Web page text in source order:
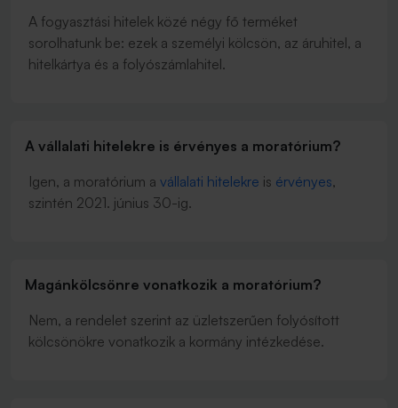
A fogyasztási hitelek közé négy fő terméket
sorolhatunk be: ezek a személyi kölcsön, az áruhitel, a
hitelkártya és a folyószámlahitel.
A vállalati hitelekre is érvényes a moratórium?
Igen, a moratórium a vállalati hitelekre is érvényes,
szintén 2021. június 30-ig.
Magánkölcsönre vonatkozik a moratórium?
Nem, a rendelet szerint az üzletszerűen folyósított
kölcsönökre vonatkozik a kormány intézkedése.